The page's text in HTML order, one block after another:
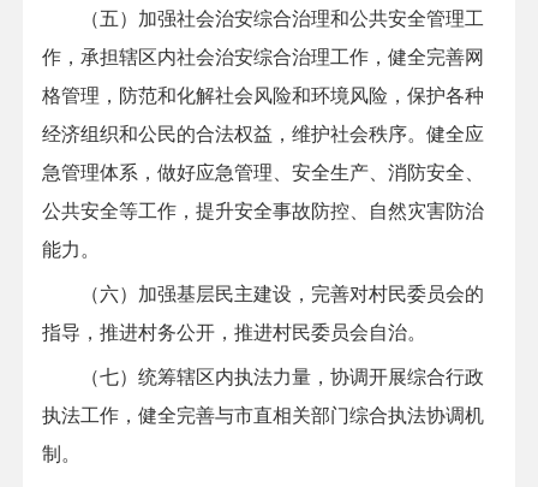
（五）加强社会治安综合治理和公共安全管理工
作，承担辖区内社会治安综合治理工作，健全完善网
格管理，防范和化解社会风险和环境风险，保护各种
经济组织和公民的合法权益，维护社会秩序。健全应
急管理体系，做好应急管理、安全生产、消防安全、
公共安全等工作，提升安全事故防控、自然灾害防治
能力。
（六）加强基层民主建设，完善对村民委员会的
指导，推进村务公开，推进村民委员会自治。
（七）统筹辖区内执法力量，协调开展综合行政
执法工作，健全完善与市直相关部门综合执法协调机
制。